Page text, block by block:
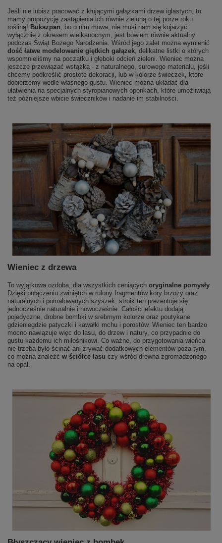
Jeśli nie lubisz pracować z kłującymi gałązkami drzew iglastych, to
mamy propozycję zastąpienia ich równie zieloną o tej porze roku
rośliną! Bukszpan , bo o nim mowa, nie musi nam się kojarzyć
wyłącznie z okresem wielkanocnym, jest bowiem równie aktualny
podczas Świąt Bożego Narodzenia. Wśród jego zalet można wymienić
dość łatwe modelowanie giętkich gałązek , delikatne listki o których
wspomnieliśmy na początku i głęboki odcień zieleni. Wieniec można
jeszcze przewiązać wstążką - z naturalnego, surowego materiału, jeśli
chcemy podkreślić prostotę dekoracji, lub w kolorze świeczek, które
dobierzemy wedle własnego gustu. Wieniec można układać dla
ułatwienia na specjalnych styropianowych oponkach, które umożliwiają
też późniejsze wbicie świeczników i nadanie im stabilności.
Wieniec z drzewa
To wyjątkowa ozdoba, dla wszystkich ceniących oryginalne pomysły
Dzięki połączeniu zwiniętch w rulony fragmentów kory brzozy oraz
naturalnych i pomalowanych szyszek, stroik ten prezentuje się
jednocześnie naturalnie i nowocześnie. Całości efektu dodają
pojedyczne, drobne bombki w srebrnym kolorze oraz poutykane
gdzieniegdzie patyczki i kawałki mchu i porostów. Wieniec ten bardzo
mocno nawiązuje więc do lasu, do drzew i natury, co przypadnie do
gustu każdemu ich miłośnikowi. Co ważne, do przygotowania wieńca
nie trzeba było ścinać ani zrywać dodatkowych elementów poza tym,
co można znaleźć w ściółce lasu czy wśród drewna zgromadzonego
na opał.